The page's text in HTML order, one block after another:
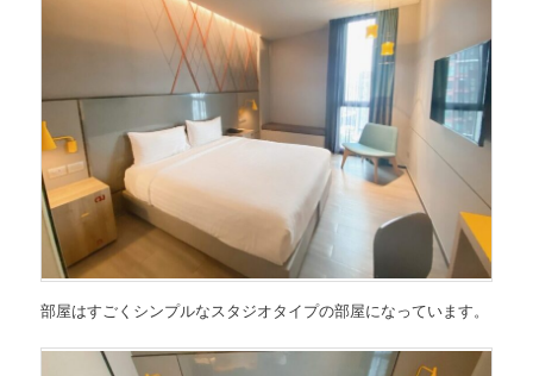
部屋はすごくシンプルなスタジオタイプの部屋になっています。